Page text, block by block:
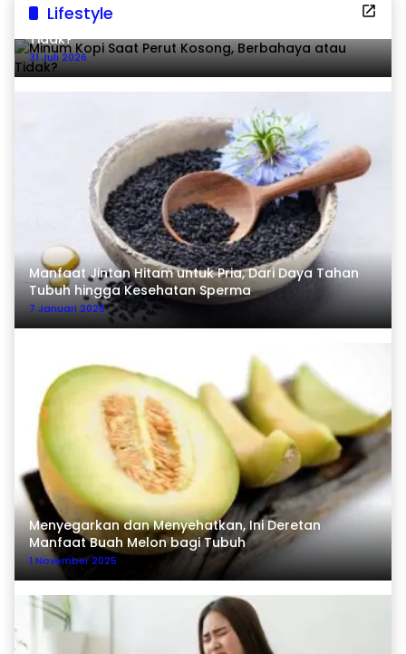
Lifestyle
Minum Kopi Saat Perut Kosong, Berbahaya atau
Tidak?
31 Juli 2026
Manfaat Jintan Hitam untuk Pria, Dari Daya Tahan
Tubuh hingga Kesehatan Sperma
7 Januari 2026
Menyegarkan dan Menyehatkan, Ini Deretan
Manfaat Buah Melon bagi Tubuh
1 November 2025